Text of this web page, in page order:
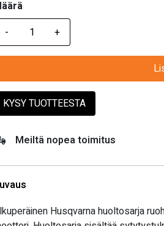
KYSY TUOTTEESTA
Meiltä nopea toimitus
Husqvarna huoltosarja